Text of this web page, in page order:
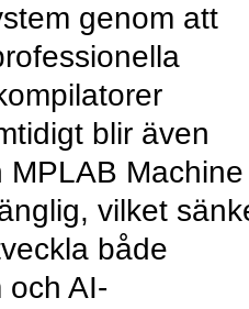
genom att
blir även
MPLAB Machine
vilket
både
och AI-